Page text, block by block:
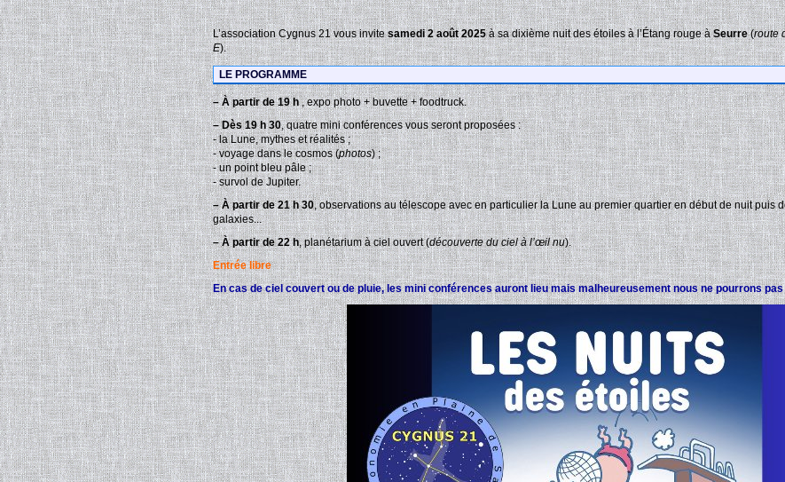
L’association Cygnus 21 vous invitesamedi 2 août 2025à sa dixième nuit des étoiles à l’Étang rouge àSeurre(route
E).
LE PROGRAMME
– À partir de 19 h, expo photo + buvette + foodtruck.
– Dès 19 h 30, quatre mini conférences vous seront proposées :
- la Lune, mythes et réalités ;
- voyage dans le cosmos (photos) ;
- un point bleu pâle ;
- survol de Jupiter.
– À partir de 21 h 30, observations au télescope avec en particulier la Lune au premier quartier en début de nuit puis
galaxies...
– À partir de 22 h, planétarium à ciel ouvert (découverte du ciel à l’œil nu).
Entrée libre
En cas de ciel couvert ou de pluie, les mini conférences auront lieu mais malheureusement nous ne pourrons